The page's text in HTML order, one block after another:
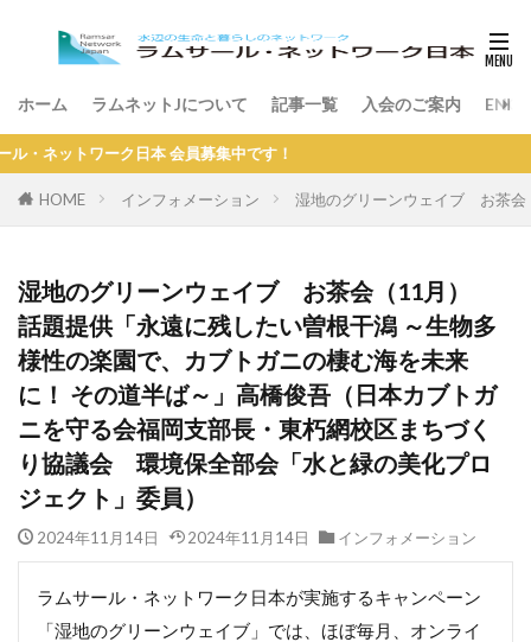
ホーム ラムネットJについて 記事一覧 入会のご案内
トワーク日本 会員募集中です！
HOME インフォメーション 湿地のグリーンウェイブ お茶会
湿地のグリーンウェイブ お茶会（11月）
話題提供「永遠に残したい曽根干潟 ～生物多
様性の楽園で、カブトガニの棲む海を未来
に！ その道半ば～」高橋俊吾（日本カブトガ
ニを守る会福岡支部長・東朽網校区まちづく
り協議会 環境保全部会「水と緑の美化プロ
ジェクト」委員）
2024年11月14日 2024年11月14日 インフォメーション
ラムサール・ネットワーク日本が実施するキャンペーン
「湿地のグリーンウェイブ」では、ほぼ毎月、オンライ